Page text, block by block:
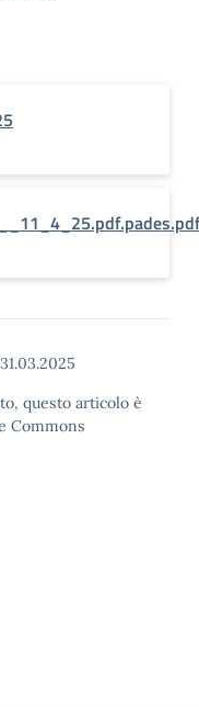
31.03.2025
questo articolo è
Commons